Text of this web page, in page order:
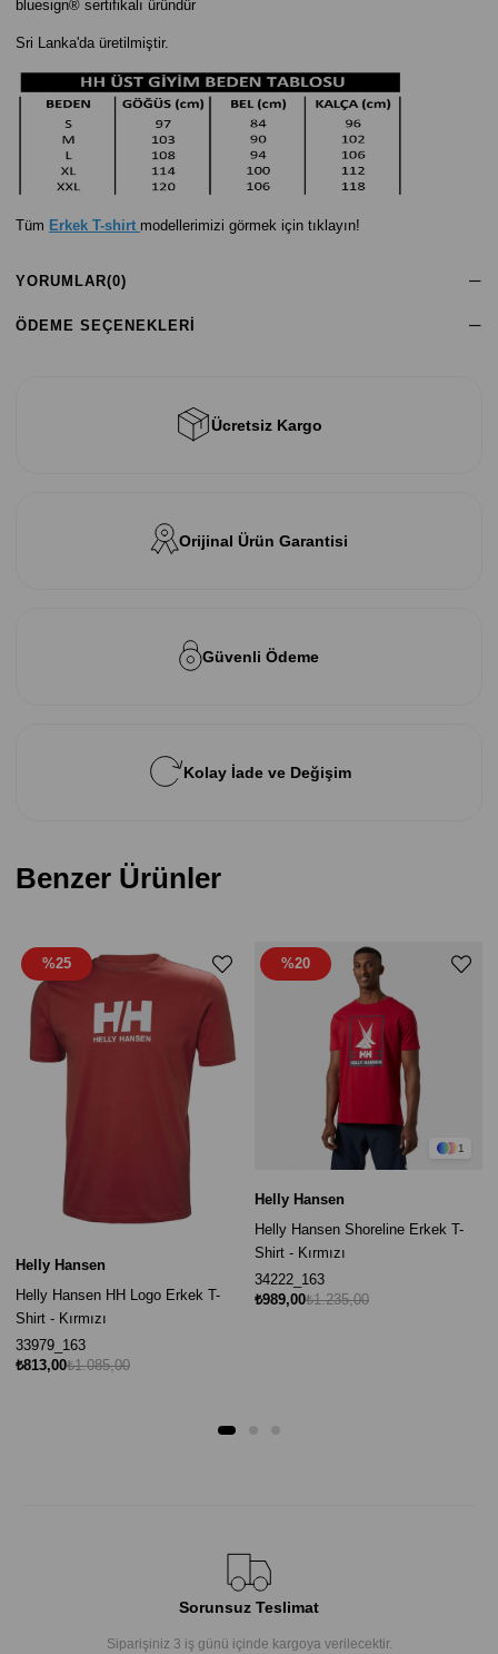
bluesign® sertifikalı üründür
Sri Lanka'da üretilmiştir.
Tüm Erkek T-shirt modellerimizi görmek için tıklayın!
YORUMLAR(0)
ÖDEME SEÇENEKLERI
Ücretsiz Kargo
Orijinal Ürün Garantisi
Güvenli Ödeme
Kolay İade ve Değişim
Benzer Ürünler
Helly Hansen
Helly Hansen HH Logo Erkek T-
Shirt - Kırmızı
33979_163
₺813,00₺1.085,00
%25
1
Helly Hansen
Helly Hansen Shoreline Erkek T-
Shirt - Kırmızı
34222_163
₺989,00₺1.235,00
%20
Sorunsuz Teslimat
Siparişiniz 3 iş günü içinde kargoya verilecektir.